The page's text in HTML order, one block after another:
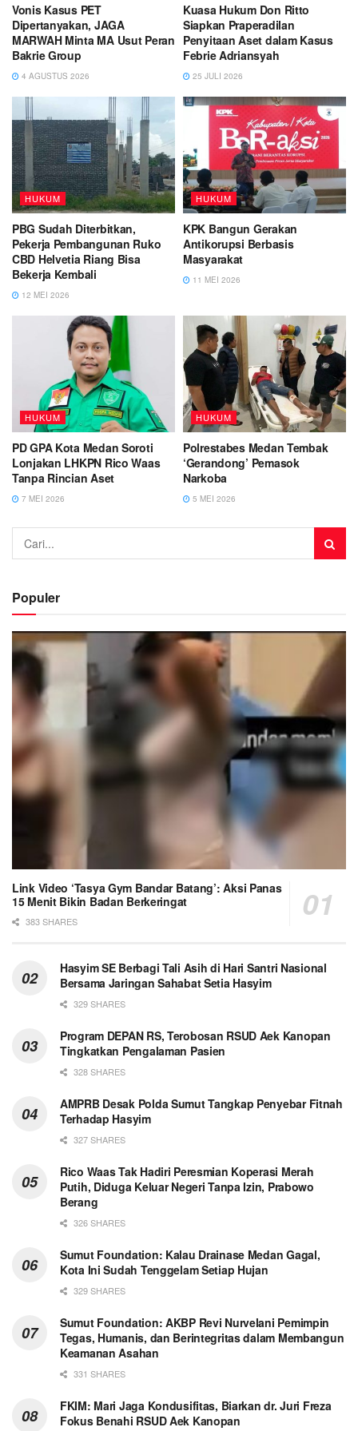
Vonis Kasus PET
Dipertanyakan, JAGA
MARWAH Minta MA Usut Peran
Bakrie Group
4 AGUSTUS 2026
Kuasa Hukum Don Ritto
Siapkan Praperadilan
Penyitaan Aset dalam Kasus
Febrie Adriansyah
25 JULI 2026
HUKUM
PBG Sudah Diterbitkan,
Pekerja Pembangunan Ruko
CBD Helvetia Riang Bisa
Bekerja Kembali
12 MEI 2026
HUKUM
KPK Bangun Gerakan
Antikorupsi Berbasis
Masyarakat
11 MEI 2026
HUKUM
PD GPA Kota Medan Soroti
Lonjakan LHKPN Rico Waas
Tanpa Rincian Aset
7 MEI 2026
HUKUM
Polrestabes Medan Tembak
‘Gerandong’ Pemasok
Narkoba
5 MEI 2026
Populer
Link Video ‘Tasya Gym Bandar Batang’: Aksi Panas
15 Menit Bikin Badan Berkeringat
383 SHARES
Hasyim SE Berbagi Tali Asih di Hari Santri Nasional
Bersama Jaringan Sahabat Setia Hasyim
329 SHARES
Program DEPAN RS, Terobosan RSUD Aek Kanopan
Tingkatkan Pengalaman Pasien
328 SHARES
AMPRB Desak Polda Sumut Tangkap Penyebar Fitnah
Terhadap Hasyim
327 SHARES
Rico Waas Tak Hadiri Peresmian Koperasi Merah
Putih, Diduga Keluar Negeri Tanpa Izin, Prabowo
Berang
326 SHARES
Sumut Foundation: Kalau Drainase Medan Gagal,
Kota Ini Sudah Tenggelam Setiap Hujan
329 SHARES
Sumut Foundation: AKBP Revi Nurvelani Pemimpin
Tegas, Humanis, dan Berintegritas dalam Membangun
Keamanan Asahan
331 SHARES
FKIM: Mari Jaga Kondusifitas, Biarkan dr. Juri Freza
Fokus Benahi RSUD Aek Kanopan